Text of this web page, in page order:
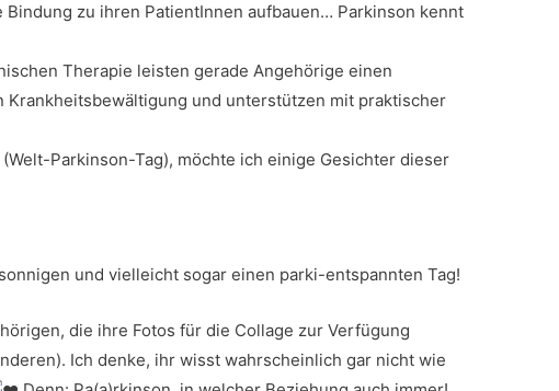
zu ihren PatientInnen aufbauen… Parkinson kennt
Therapie leisten gerade Angehörige einen
und unterstützen mit praktischer
(Welt-Parkinson-Tag), möchte ich einige Gesichter dieser
und vielleicht sogar einen parki-entspannten Tag!
die ihre Fotos für die Collage zur Verfügung
Ich denke, ihr wisst wahrscheinlich gar nicht wie